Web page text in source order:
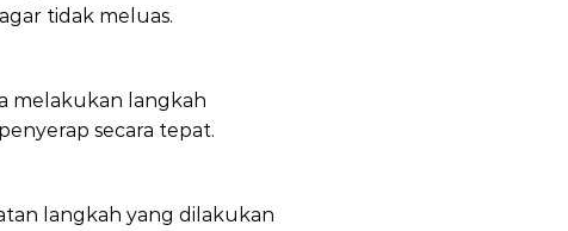
tidak meluas.
melakukan langkah
secara tepat.
langkah yang dilakukan